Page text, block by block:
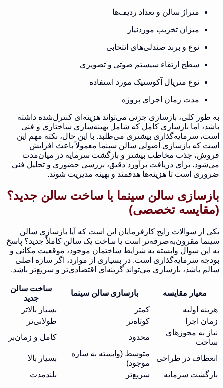
متراژ سالن و تعداد ردیف‌ها
میزان تخریب موردنیاز
نوع و برند صندلی‌های انتخابی
سطح ارتقاء سیستم صوتی و تصویری
نوع متریال آکوستیک مورد استفاده
مدت زمان اجرای پروژه
به طور کلی، بازسازی جزئی می‌تواند هزینه‌ای کنترل‌شده داشته
باشد، اما بازسازی کامل که شامل بهینه‌سازی ساختاری و فنی
است، سرمایه‌گذاری بیشتری می‌طلبد. با این حال، نکته مهم این
است که بازسازی اصولی سالن سینما معمولاً باعث افزایش
فروش، جذب مخاطب بیشتر و بازگشت سرمایه در میان‌مدت
می‌شود. برای دریافت برآورد دقیق، بررسی حضوری و تحلیل فنی
ضروری است تا هزینه‌ها هدفمند و بهینه مدیریت شوند.
بازسازی سالن سینما یا ساخت سالن جدید؟
(مقایسه تخصصی)
یکی از سوالات رایج کارفرمایان این است که آیا بازسازی سالن
سینما مقرون‌به‌صرفه‌تر است یا ساخت یک سالن کاملاً جدید؟ پاسخ
به این سوال وابسته به شرایط ساختمان موجود، موقعیت مکانی و
بودجه سرمایه‌گذاری است. در بسیاری از موارد، اگر سازه اصلی
سالم باشد، بازسازی می‌تواند گزینه‌ای اقتصادی‌تر و سریع‌تر باشد.
معیار مقایسه بازسازی سالن سینما
ساخت سالن
جدید
هزینه اولیه
کمتر
بسیار بالاتر
زمان اجرا
کوتاه‌تر
طولانی‌تر
نیاز به مجوزهای
ساخت
محدود کامل و زمان‌بر
انعطاف در طراحی
متوسط (وابسته به سازه
موجود)
بسیار بالا
بازگشت سرمایه
سریع‌تر بلندمدت